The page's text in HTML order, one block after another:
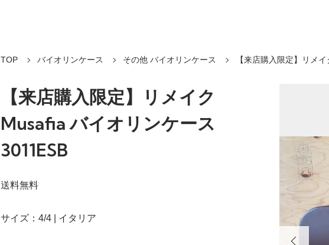
TOP バイオリンケース その他 バイオリンケース 【来店購入限定】リメ
【来店購入限定】リメイク
Musafia バイオリンケース
3011ESB
送料無料
サイズ：4/4 | イタリア